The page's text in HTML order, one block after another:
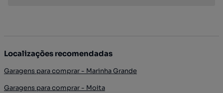
Localizações recomendadas
Garagens para comprar - Marinha Grande
Garagens para comprar - Moita